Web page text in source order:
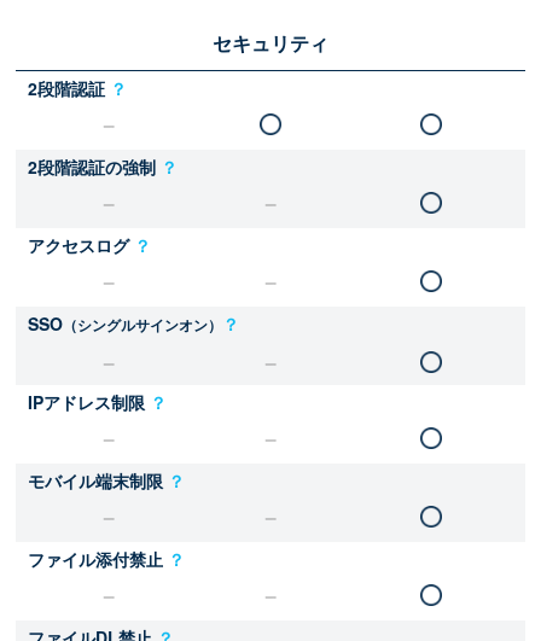
セキュリティ
2段階認証 ？
2段階認証の強制 ？
アクセスログ ？
SSO （シングルサインオン） ？
IPアドレス制限 ？
モバイル端末制限 ？
ファイル添付禁止 ？